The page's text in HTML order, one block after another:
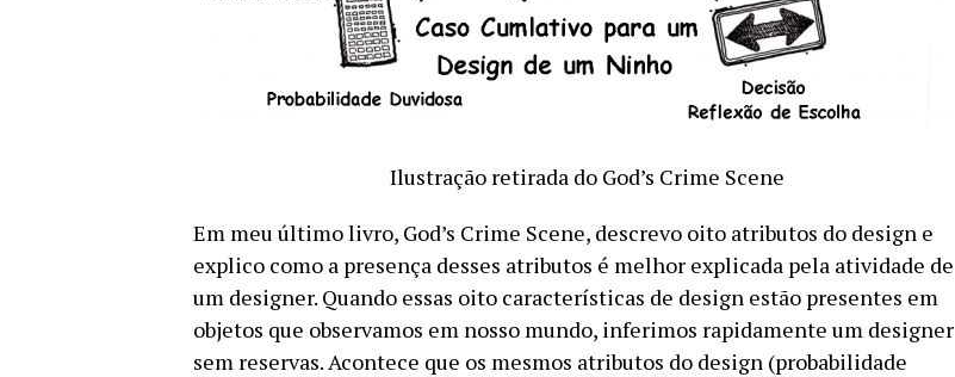
Ilustração retirada do God’s Crime Scene
Em meu último livro, God’s Crime Scene, descrevo oito atributos do design e
explico como a presença desses atributos é melhor explicada pela atividade de
um designer. Quando essas oito características de design estão presentes em
objetos que observamos em nosso mundo, inferimos rapidamente um designer
sem reservas. Acontece que os mesmos atributos do design (probabilidade